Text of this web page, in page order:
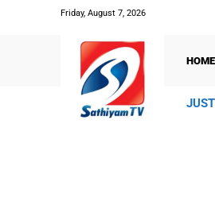
Friday, August 7, 2026
HOME